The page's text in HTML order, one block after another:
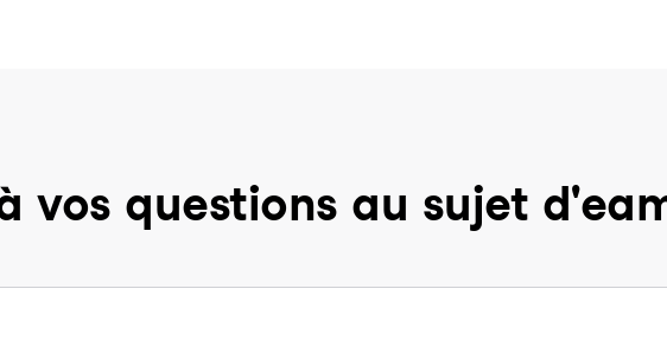
vos questions au sujet